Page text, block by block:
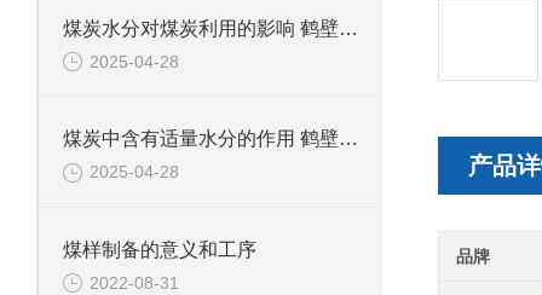
产品
品牌
煤炭水分对煤炭利用的影响 鹤壁新天科专业煤质水分分析
2025-04-28
煤炭中含有适量水分的作用 鹤壁新天科煤质分析
2025-04-28
煤样制备的意义和工序
2022-08-31